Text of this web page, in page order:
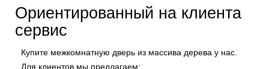
Ориентированный на клиента
сервис
Купите межкомнатную дверь из массива дерева у нас.
Для клиентов мы предлагаем: